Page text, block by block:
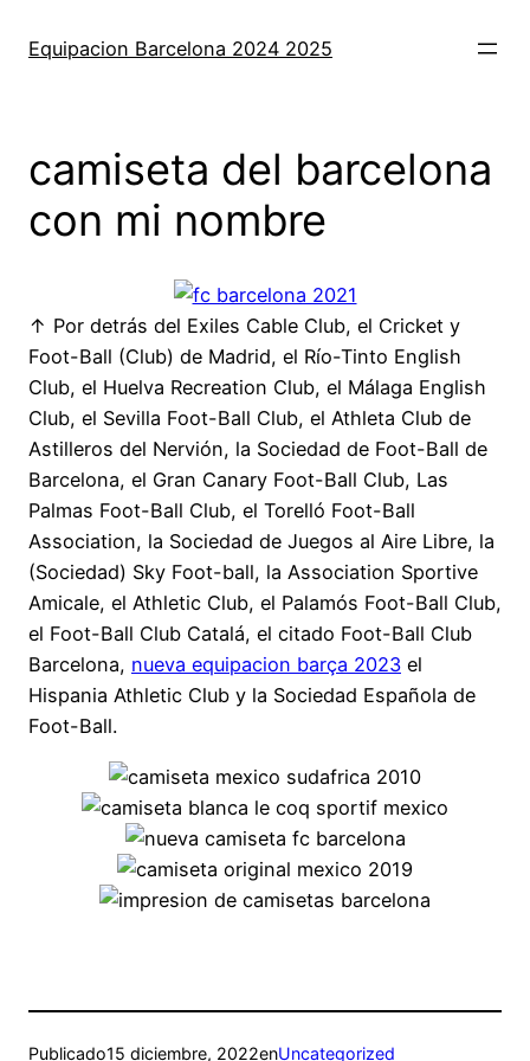
Equipacion Barcelona 2024 2025
camiseta del barcelona
con mi nombre
↑ Por detrás del Exiles Cable Club, el Cricket y
Foot-Ball (Club) de Madrid, el Río-Tinto English
Club, el Huelva Recreation Club, el Málaga English
Club, el Sevilla Foot-Ball Club, el Athleta Club de
Astilleros del Nervión, la Sociedad de Foot-Ball de
Barcelona, el Gran Canary Foot-Ball Club, Las
Palmas Foot-Ball Club, el Torelló Foot-Ball
Association, la Sociedad de Juegos al Aire Libre, la
(Sociedad) Sky Foot-ball, la Association Sportive
Amicale, el Athletic Club, el Palamós Foot-Ball Club,
el Foot-Ball Club Catalá, el citado Foot-Ball Club
Barcelona, nueva equipacion barça 2023 el
Hispania Athletic Club y la Sociedad Española de
Foot-Ball.
Publicado15 diciembre, 2022enUncategorized